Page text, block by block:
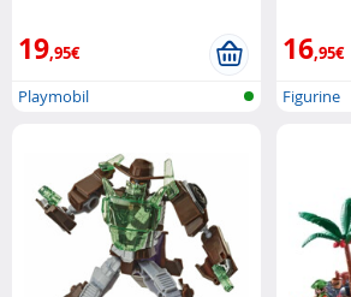
19,95€
Playmobil
16,95€
Figurine